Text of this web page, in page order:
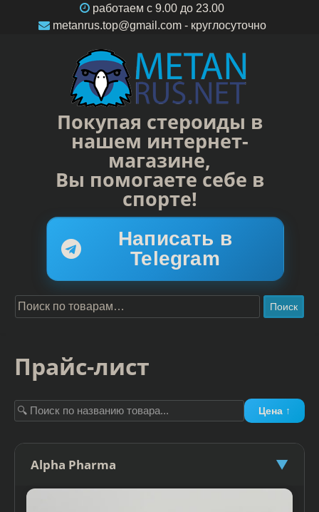
работаем c 9.00 до 23.00
metanrus.top@gmail.com- круглосуточно
Покупая стероиды в
нашем интернет-
магазине,
Вы помогаете себе в
спорте!
Написать в
Telegram
Поиск
Прайс-лист
Цена ↑
Alpha Pharma ▼